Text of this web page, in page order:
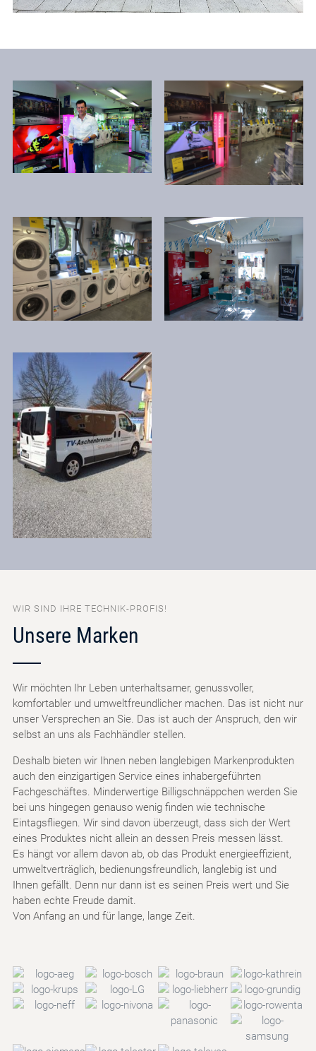
WIR SIND IHRE TECHNIK-PROFIS!
Unsere Marken
Wir möchten Ihr Leben unterhaltsamer, genussvoller,
komfortabler und umweltfreundlicher machen. Das ist nicht nur
unser Versprechen an Sie. Das ist auch der Anspruch, den wir
selbst an uns als Fachhändler stellen.
Deshalb bieten wir Ihnen neben langlebigen Markenprodukten
auch den einzigartigen Service eines inhabergeführten
Fachgeschäftes. Minderwertige Billigschnäppchen werden Sie
bei uns hingegen genauso wenig finden wie technische
Eintagsfliegen. Wir sind davon überzeugt, dass sich der Wert
eines Produktes nicht allein an dessen Preis messen lässt.
Es hängt vor allem davon ab, ob das Produkt energieeffizient,
umweltverträglich, bedienungsfreundlich, langlebig ist und
Ihnen gefällt. Denn nur dann ist es seinen Preis wert und Sie
haben echte Freude damit.
Von Anfang an und für lange, lange Zeit.